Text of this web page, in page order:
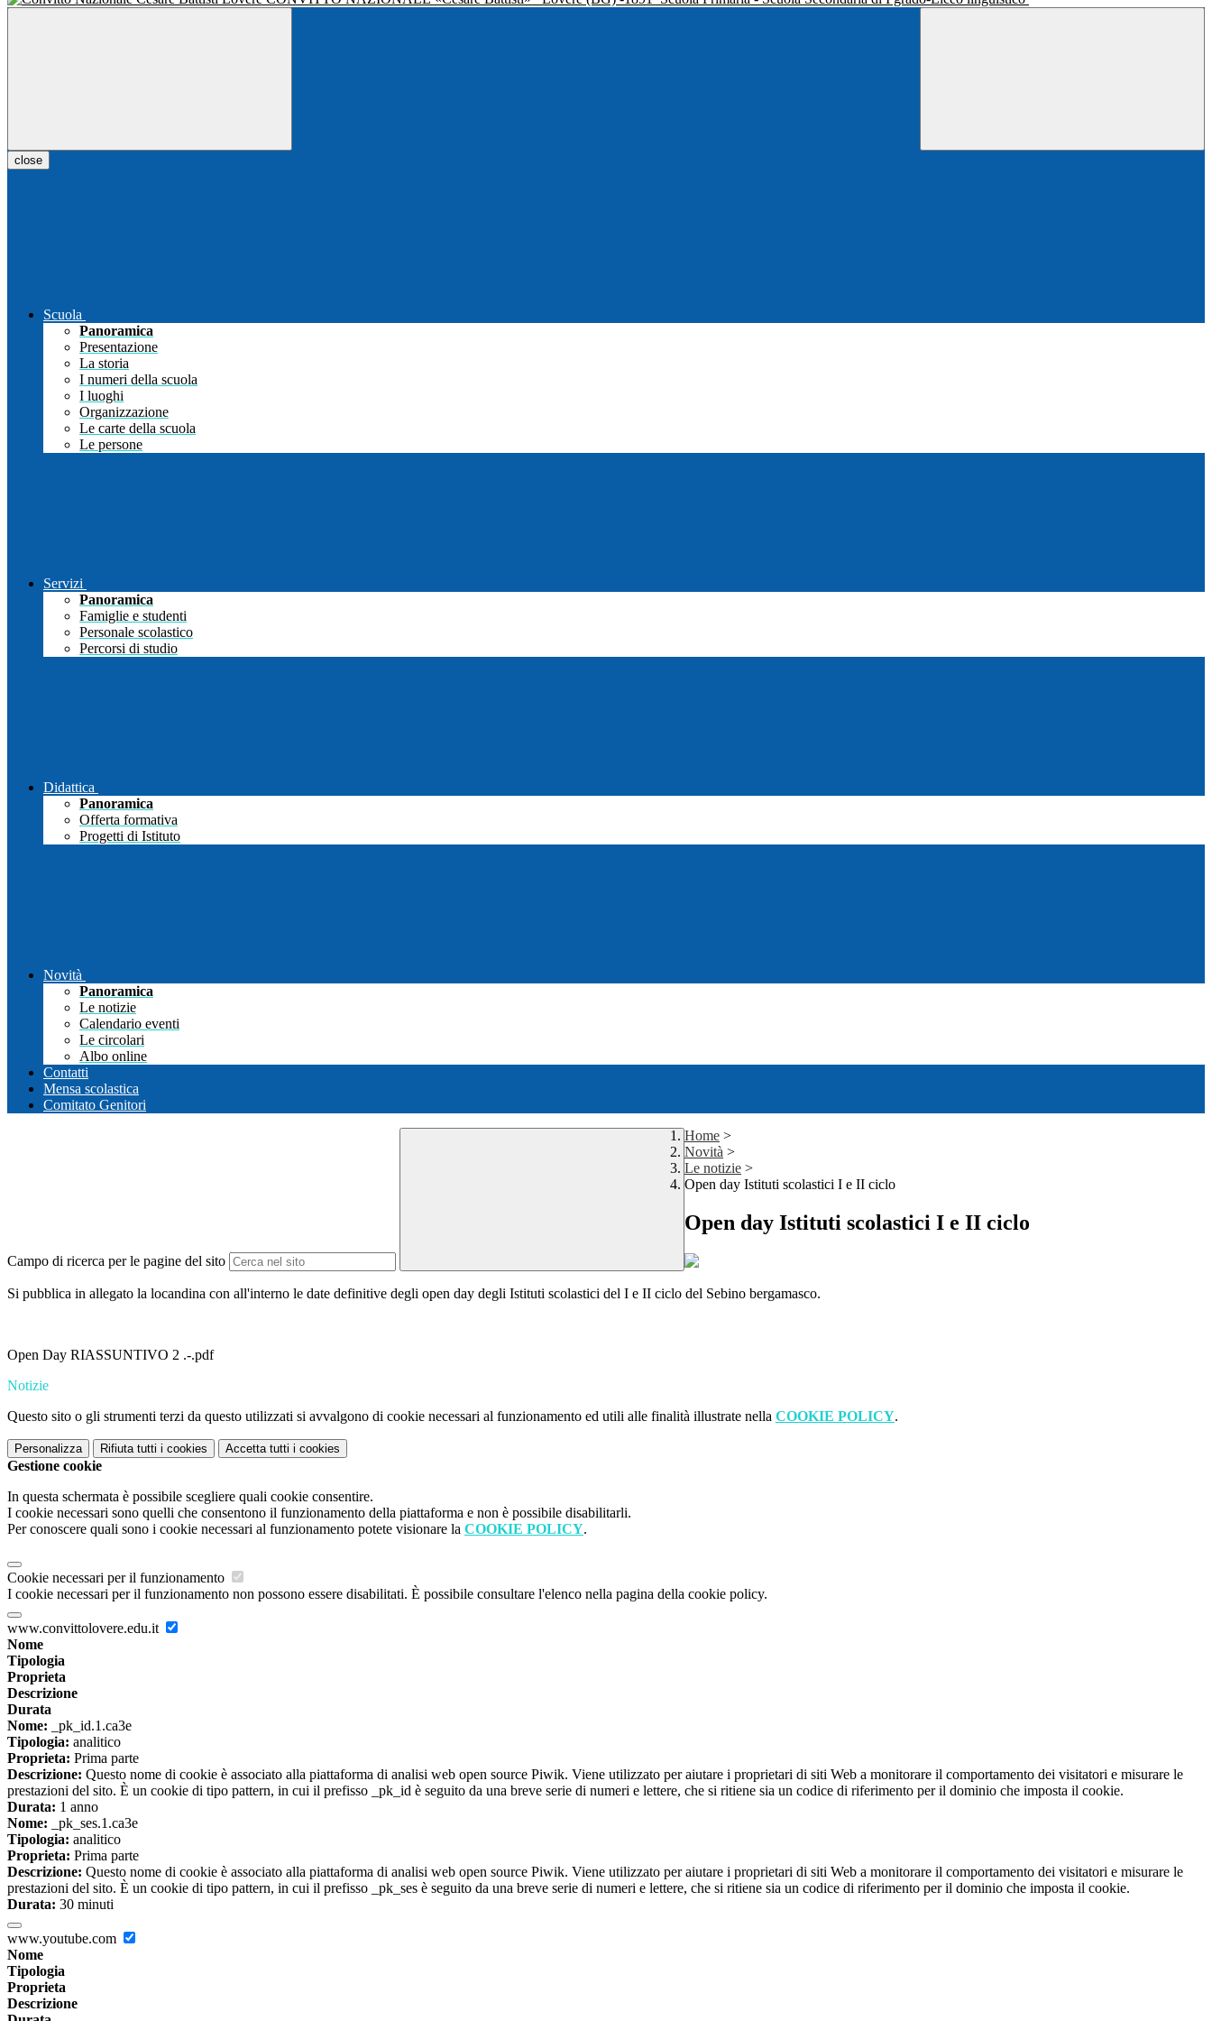
close
Scuola
Panoramica
Presentazione
La storia
I numeri della scuola
I luoghi
Organizzazione
Le carte della scuola
Le persone
Servizi
Panoramica
Famiglie e studenti
Personale scolastico
Percorsi di studio
Didattica
Panoramica
Offerta formativa
Progetti di Istituto
Novità
Panoramica
Le notizie
Calendario eventi
Le circolari
Albo online
Contatti
Mensa scolastica
Comitato Genitori
Campo di ricerca per le pagine del sito
Home >
Novità >
Le notizie >
Open day Istituti scolastici I e II ciclo
Open day Istituti scolastici I e II ciclo
Si pubblica in allegato la locandina con all'interno le date definitive degli open day degli Istituti scolastici del I e II ciclo del Sebino bergamasco.
Open Day RIASSUNTIVO 2 .-.pdf
Notizie
Questo sito o gli strumenti terzi da questo utilizzati si avvalgono di cookie necessari al funzionamento ed utili alle finalità illustrate nella COOKIE POLICY.
Personalizza Rifiuta tutti i cookies Accetta tutti i cookies
Gestione cookie
In questa schermata è possibile scegliere quali cookie consentire.
I cookie necessari sono quelli che consentono il funzionamento della piattaforma e non è possibile disabilitarli.
Per conoscere quali sono i cookie necessari al funzionamento potete visionare la COOKIE POLICY.
Cookie necessari per il funzionamento
I cookie necessari per il funzionamento non possono essere disabilitati. È possibile consultare l'elenco nella pagina della cookie policy.
www.convittolovere.edu.it
Nome
Tipologia
Proprieta
Descrizione
Durata
Nome: _pk_id.1.ca3e
Tipologia: analitico
Proprieta: Prima parte
Descrizione: Questo nome di cookie è associato alla piattaforma di analisi web open source Piwik. Viene utilizzato per aiutare i proprietari di siti Web a monitorare il comportamento dei visitatori e misurare le
prestazioni del sito. È un cookie di tipo pattern, in cui il prefisso _pk_id è seguito da una breve serie di numeri e lettere, che si ritiene sia un codice di riferimento per il dominio che imposta il cookie.
Durata: 1 anno
Nome: _pk_ses.1.ca3e
Tipologia: analitico
Proprieta: Prima parte
Descrizione: Questo nome di cookie è associato alla piattaforma di analisi web open source Piwik. Viene utilizzato per aiutare i proprietari di siti Web a monitorare il comportamento dei visitatori e misurare le
prestazioni del sito. È un cookie di tipo pattern, in cui il prefisso _pk_ses è seguito da una breve serie di numeri e lettere, che si ritiene sia un codice di riferimento per il dominio che imposta il cookie.
Durata: 30 minuti
www.youtube.com
Nome
Tipologia
Proprieta
Descrizione